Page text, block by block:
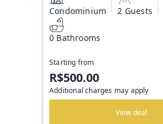
Condominium 2 Guests
0 Bathrooms
Starting from
R$500.00
Additional charges may apply
View deal